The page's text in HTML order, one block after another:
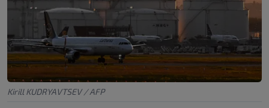
Kirill KUDRYAVTSEV / AFP